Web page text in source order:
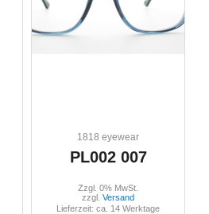
1818 eyewear
PL002 007
Zzgl. 0% MwSt.
zzgl. Versand
Lieferzeit: ca. 14 Werktage